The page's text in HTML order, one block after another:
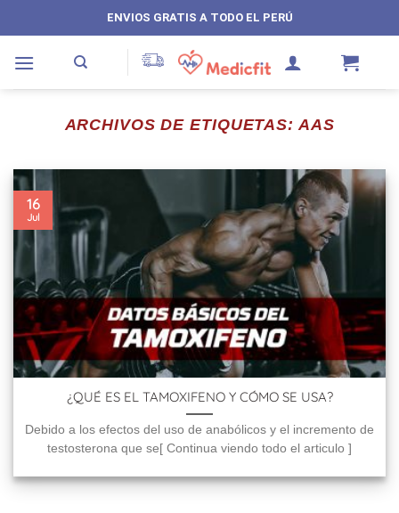
al
contenido
ENVIOS GRATIS A TODO EL PERÚ
ARCHIVOS DE ETIQUETAS:AAS
¿QUÉ ES EL TAMOXIFENO Y CÓMO SE USA?
Debido a los efectos del uso de anabólicos y el incremento de
testosterona que se[ Continua viendo todo el articulo ]
16
Jul